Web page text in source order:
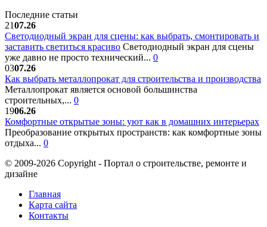
Последние статьи
2107.26
Светодиодный экран для сцены: как выбрать, смонтировать и
заставить светиться красиво Светодиодный экран для сцены
уже давно не просто технический... 0
0307.26
Как выбрать металлопрокат для строительства и производства
Металлопрокат является основой большинства
строительных,... 0
1906.26
Комфортные открытые зоны: уют как в домашних интерьерах
Преобразование открытых пространств: как комфортные зоны
отдыха... 0
© 2009-2026 Copyright - Портал о строительстве, ремонте и
дизайне
Главная
Карта сайта
Контакты